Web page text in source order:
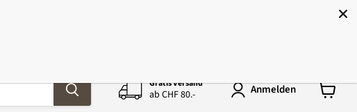
der Schweiz!
Gratis Versand
ab CHF 80.- Anmelden